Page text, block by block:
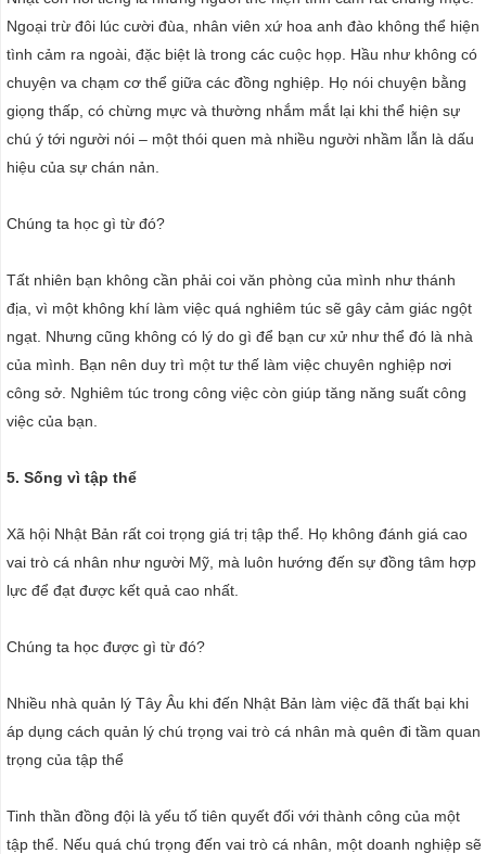
Ngoại trừ đôi lúc cười đùa, nhân viên xứ hoa anh đào không thể hiện
tình cảm ra ngoài, đặc biệt là trong các cuộc họp. Hầu như không có
chuyện va chạm cơ thể giữa các đồng nghiệp. Họ nói chuyện bằng
giọng thấp, có chừng mực và thường nhắm mắt lại khi thể hiện sự
chú ý tới người nói – một thói quen mà nhiều người nhầm lẫn là dấu
hiệu của sự chán nản.
Chúng ta học gì từ đó?
Tất nhiên bạn không cần phải coi văn phòng của mình như thánh
địa, vì một không khí làm việc quá nghiêm túc sẽ gây cảm giác ngột
ngạt. Nhưng cũng không có lý do gì để bạn cư xử như thể đó là nhà
của mình. Bạn nên duy trì một tư thế làm việc chuyên nghiệp nơi
công sở. Nghiêm túc trong công việc còn giúp tăng năng suất công
việc của bạn.
5. Sống vì tập thể
Xã hội Nhật Bản rất coi trọng giá trị tập thể. Họ không đánh giá cao
vai trò cá nhân như người Mỹ, mà luôn hướng đến sự đồng tâm hợp
lực để đạt được kết quả cao nhất.
Chúng ta học được gì từ đó?
Nhiều nhà quản lý Tây Âu khi đến Nhật Bản làm việc đã thất bại khi
áp dụng cách quản lý chú trọng vai trò cá nhân mà quên đi tầm quan
trọng của tập thể
Tinh thần đồng đội là yếu tố tiên quyết đối với thành công của một
tập thể. Nếu quá chú trọng đến vai trò cá nhân, một doanh nghiệp sẽ